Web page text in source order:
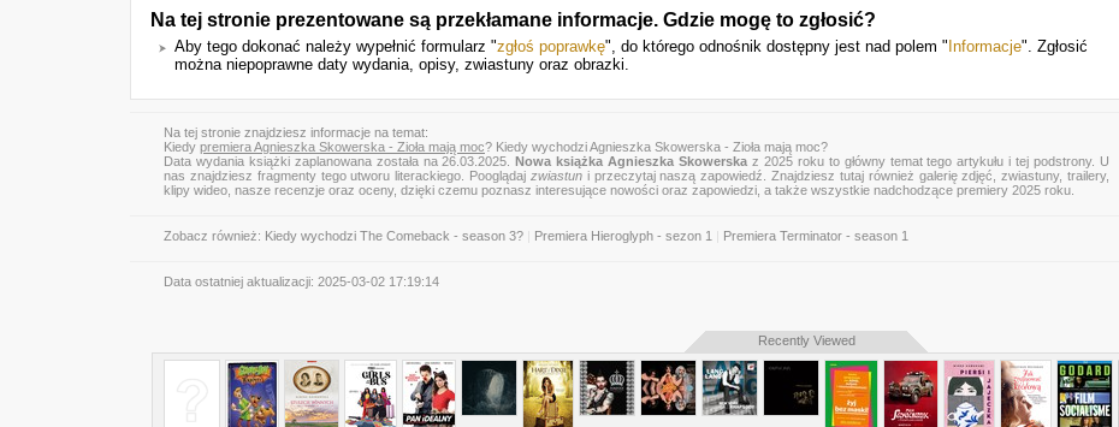
Na tej stronie prezentowane są przekłamane informacje. Gdzie mogę to zgłosić?
Aby tego dokonać należy wypełnić formularz "zgłoś poprawkę", do którego odnośnik dostępny jest nad polem " Informacje". Zgłosić
można niepoprawne daty wydania, opisy, zwiastuny oraz obrazki.
Na tej stronie znajdziesz informacje na temat:
Kiedy premiera Agnieszka Skowerska - Zioła mają moc? Kiedy wychodzi Agnieszka Skowerska - Zioła mają moc?
Data wydania książki zaplanowana została na 26.03.2025.Nowa książka Agnieszka Skowerska z 2025 roku to główny temat tego artykułu i tej podstrony. U
nas znajdziesz fragmenty tego utworu literackiego. Pooglądaj zwiastuni przeczytaj naszą zapowiedź. Znajdziesz tutaj również galerię zdjęć, zwiastuny, trailery,
klipy wideo, nasze recenzje oraz oceny, dzięki czemu poznasz interesujące nowości oraz zapowiedzi, a także wszystkie nadchodzące premiery 2025 roku.
Zobacz również: Kiedy wychodzi The Comeback - season 3? Premiera Hieroglyph - sezon 1 Premiera Terminator - season 1
Data ostatniej aktualizacji: 2025-03-02 17:19:14
Recently Viewed